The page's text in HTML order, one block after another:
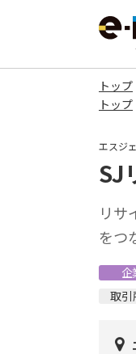
トップ
トップ
エスジ
SJ
リサ
をつ
企
取引